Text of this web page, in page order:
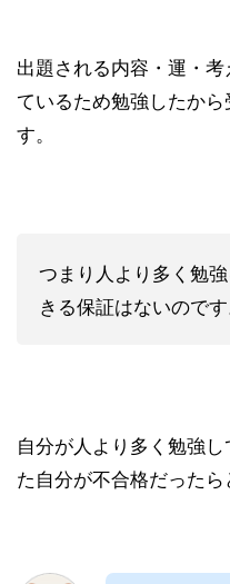
出題される内容・運・
ているため勉強したか
す。
つまり人より多く勉
きる保証はないのです
自分が人より多く勉強
た自分が不合格だったら